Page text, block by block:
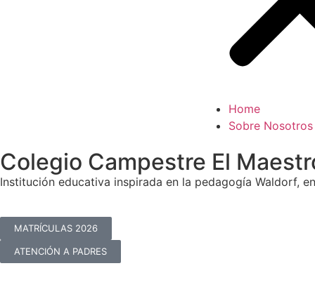
Home
Sobre Nosotros
Colegio Campestre El
Institución educativa inspirada en la pedagogía Waldorf,
MATRÍCULAS 2026
ATENCIÓN A PADRES